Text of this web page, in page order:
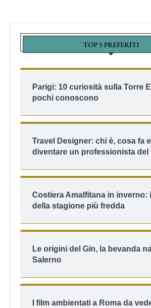
TOP 5 PREFERITI
Parigi: 10 curiosità sulla Torre
pochi conoscono
Travel Designer: chi è, cosa fa
diventare un professionista del
Costiera Amalfitana in inverno:
della stagione più fredda
Le origini del Gin, la bevanda
Salerno
I film ambientati a Roma da